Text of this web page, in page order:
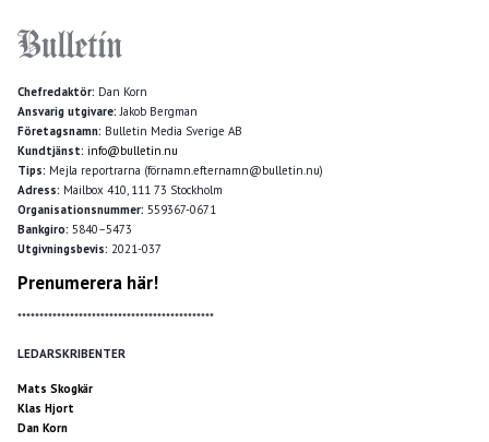
Chefredaktör: Dan Korn
Ansvarig utgivare: Jakob Bergman
Företagsnamn: Bulletin Media Sverige AB
Kundtjänst: info@bulletin.nu
Tips: Mejla reportrarna (förnamn.efternamn@bulletin.nu)
Adress: Mailbox 410, 111 73 Stockholm
Organisationsnummer: 559367-0671
Bankgiro: 5840–5473
Utgivningsbevis: 2021-037
Prenumerera här!
*********************************************
LEDARSKRIBENTER
Mats Skogkär
Klas Hjort
Dan Korn